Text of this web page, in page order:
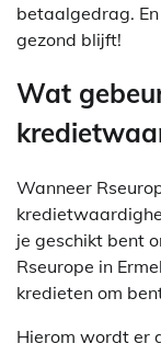
betaalgedrag.
gezond blijft!
Wat
Wanneer
je geschikt bent
Rseurope in
kredieten om
Hierom wordt er